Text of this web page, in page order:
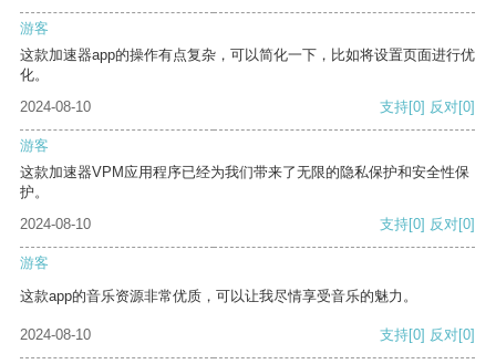
游客
这款加速器app的操作有点复杂，可以简化一下，比如将设置页面进行优
化。
2024-08-10
支持[0] 反对[0]
游客
这款加速器VPM应用程序已经为我们带来了无限的隐私保护和安全性保
护。
2024-08-10
支持[0] 反对[0]
游客
这款app的音乐资源非常优质，可以让我尽情享受音乐的魅力。
2024-08-10 支持[0] 反对[0]